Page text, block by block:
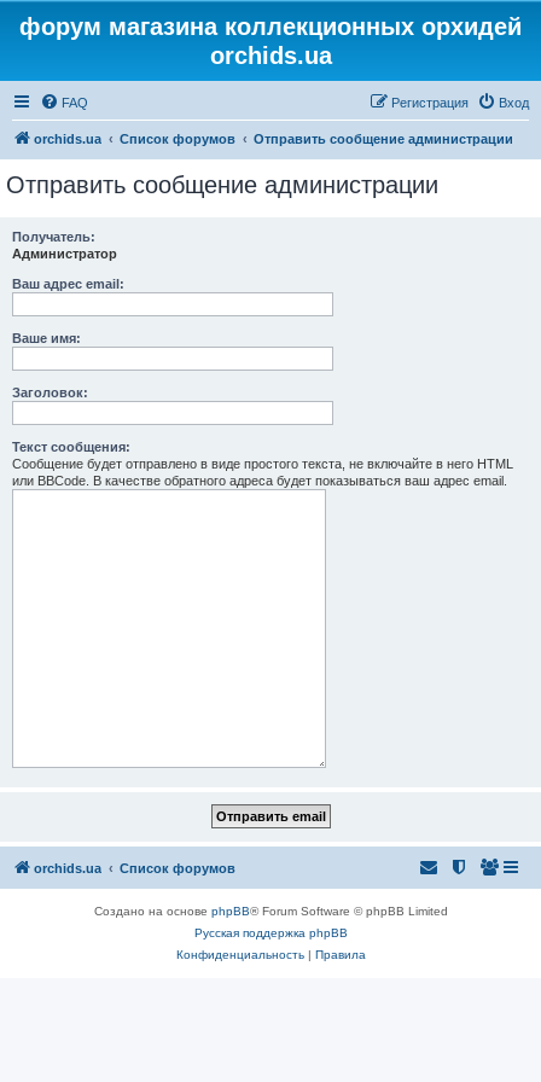
форум магазина коллекционных орхидей
orchids.ua
FAQ Вход
Регистрация
orchids.ua Список форумов Отправить сообщение администрации
Отправить сообщение администрации
Получатель:
Администратор
Ваш адрес email:
Ваше имя:
Заголовок:
Текст сообщения:
Сообщение будет отправлено в виде простого текста, не включайте в него HTML
или BBCode. В качестве обратного адреса будет показываться ваш адрес email.
orchids.ua Список форумов
Создано на основе phpBB® Forum Software © phpBB Limited
Русская поддержка phpBB
Конфиденциальность| Правила